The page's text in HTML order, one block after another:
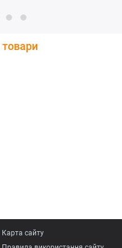
товари
Карта сайту